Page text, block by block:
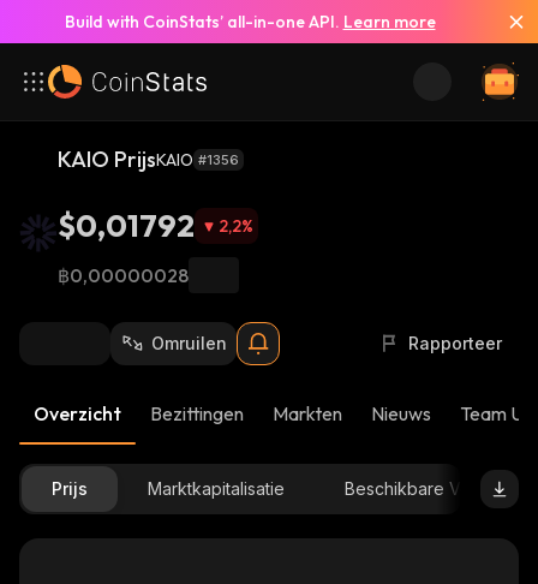
Build with CoinStats’ all-in-one API. Learn more
KAIO PrijsKAIO #1356
$0,01792 2,2%
฿0,00000028
Omruilen Rapporteer
Overzicht Bezittingen Markten Nieuws Team
Prijs Marktkapitalisatie Beschikbare Voorraad